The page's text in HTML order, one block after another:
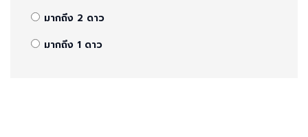
มากถึง 2 ดาว
มากถึง 1 ดาว